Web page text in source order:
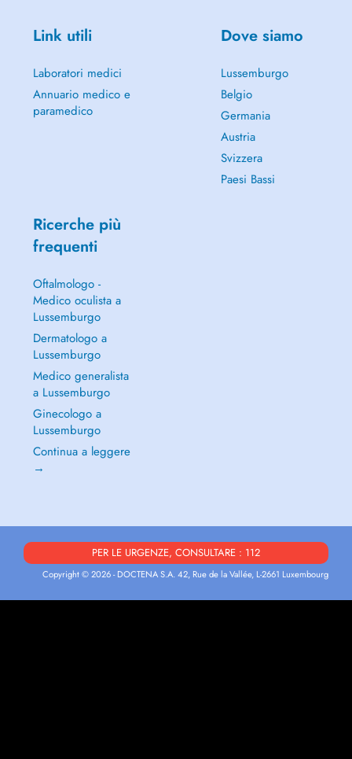
Link utili
Laboratori medici
Annuario medico e
paramedico
Dove siamo
Lussemburgo
Belgio
Germania
Austria
Svizzera
Paesi Bassi
Ricerche più
frequenti
Oftalmologo -
Medico oculista a
Lussemburgo
Dermatologo a
Lussemburgo
Medico generalista
a Lussemburgo
Ginecologo a
Lussemburgo
Continua a leggere
→
PER LE URGENZE, CONSULTARE : 112
Copyright © 2026 - DOCTENA S.A. 42, Rue de la Vallée, L-2661 Luxembourg